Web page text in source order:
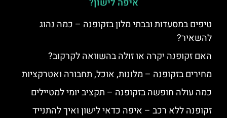
טיפים במסעדות ובבתי מלון בזקופנה – כמה נהוג
להשאיר?
האם זקופנה יקרה או זולה בהשוואה לקרקוב?
מחירים בזקופנה – מלונות, אוכל, תחבורה ואטרקציות
כמה עולה חופשה בזקופנה – תקציב יומי למטיילים
זקופנה ללא רכב – איפה כדאי לישון ואיך להתנייד